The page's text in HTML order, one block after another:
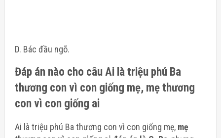
D. Bác đầu ngõ.
Đáp án nào cho câu Ai là triệu phú Ba
thương con vì con giống mẹ, mẹ thương
con vì con giống ai
Ai là triệu phú Ba thương con vì con giống mẹ, mẹ